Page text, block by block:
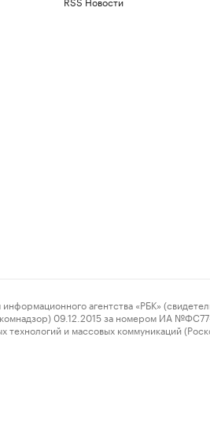
агентства «РБК»
09.12.2015 за номером ИА
и массовых коммуникаций